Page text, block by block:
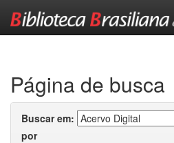
Página de busca
Buscar em:
por